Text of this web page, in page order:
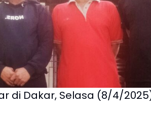
di Dakar, Selasa (8/4/